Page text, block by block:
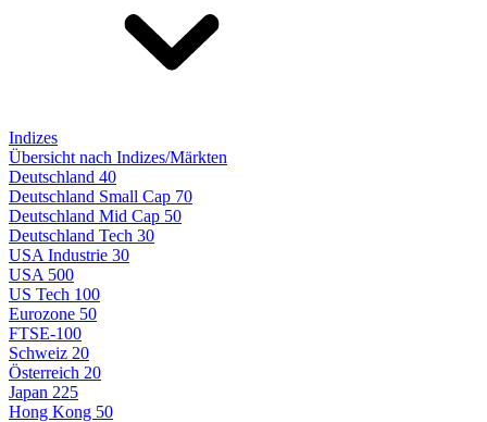
Indizes
Übersicht nach Indizes/Märkten
Deutschland 40
Deutschland Small Cap 70
Deutschland Mid Cap 50
Deutschland Tech 30
USA Industrie 30
USA 500
US Tech 100
Eurozone 50
FTSE-100
Schweiz 20
Österreich 20
Japan 225
Hong Kong 50